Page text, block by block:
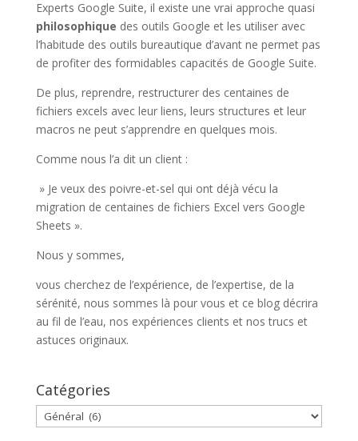
Experts Google Suite, il existe une vrai approche quasi
philosophique des outils Google et les utiliser avec
l’habitude des outils bureautique d’avant ne permet pas
de profiter des formidables capacités de Google Suite.
De plus, reprendre, restructurer des centaines de
fichiers excels avec leur liens, leurs structures et leur
macros ne peut s’apprendre en quelques mois.
Comme nous l’a dit un client :
» Je veux des poivre-et-sel qui ont déjà vécu la
migration de centaines de fichiers Excel vers Google
Sheets ».
Nous y sommes,
vous cherchez de l’expérience, de l’expertise, de la
sérénité, nous sommes là pour vous et ce blog décrira
au fil de l’eau, nos expériences clients et nos trucs et
astuces originaux.
Catégories
Catégories